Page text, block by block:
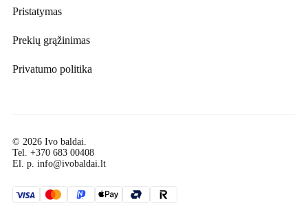
Pristatymas
Prekių grąžinimas
Privatumo politika
© 2026 Ivo baldai.
Tel. +370 683 00408
El. p. info@ivobaldai.lt